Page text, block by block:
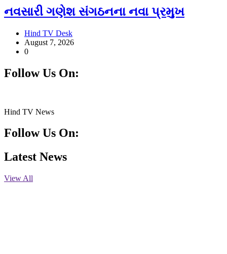
નવસારી ગણેશ સંગઠનના નવા પ્રમુખ
Hind TV Desk
August 7, 2026
0
Follow Us On:
Hind TV News
Follow Us On:
Facebook
Instagram
Linkedin
Twitter
Latest News
View All